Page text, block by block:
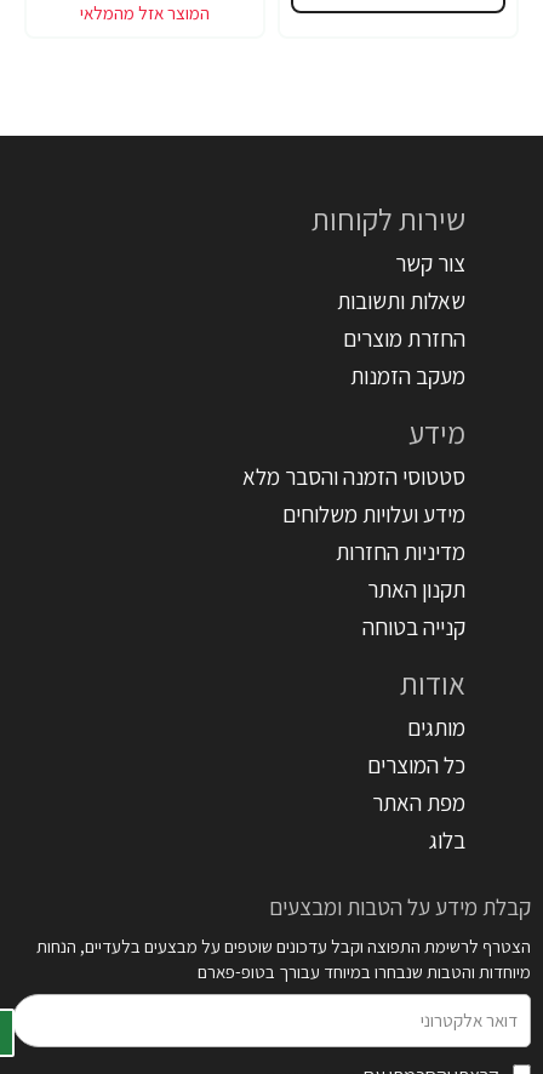
שירות לקוחות
צור קשר
שאלות ותשובות
החזרת מוצרים
מעקב הזמנות
מידע
סטטוסי הזמנה והסבר מלא
מידע ועלויות משלוחים
מדיניות החזרות
תקנון האתר
קנייה בטוחה
אודות
מותגים
כל המוצרים
מפת האתר
בלוג
קבלת מידע על הטבות ומבצעים
הצטרף לרשימת התפוצה וקבל עדכונים שוטפים על מבצעים בלעדיים, הנחות
מיוחדות והטבות שנבחרו במיוחד עבורך בטופ-פארם
אלקטרוני